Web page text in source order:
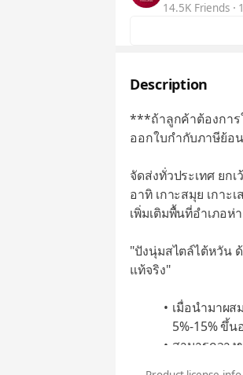
14.5K Friends
Description
***ถ้าลูกค้าต้องการ
ออกใบกำกับภาษีย้อ
จัดส่งทั่วประเทศ ยก
อาทิ เกาะสมุย เกาะ
เพิ่มเติมพื้นที่อำเภอห่
"ปังนุ่มสไตล์ไต้หวัน
แท้จริง"
เมื่อนำมาผส
5%-15% ขึ้
สามารถวา